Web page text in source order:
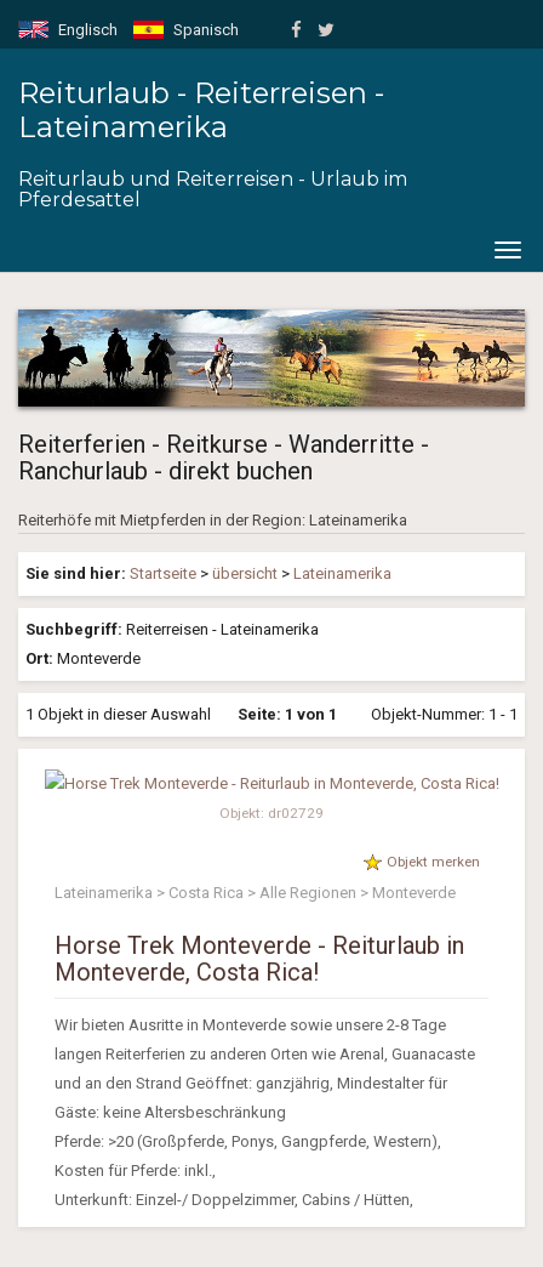
Englisch Spanisch
Reiturlaub - Reiterreisen -
Lateinamerika
Reiturlaub und Reiterreisen - Urlaub im
Pferdesattel
Reiterferien - Reitkurse - Wanderritte -
Ranchurlaub - direkt buchen
Reiterhöfe mit Mietpferden in der Region: Lateinamerika
Sie sind hier: Startseite > übersicht > Lateinamerika
Suchbegriff: Reiterreisen - Lateinamerika
Ort: Monteverde
1 Objekt in dieser Auswahl Seite: 1 von 1 Objekt-Nummer: 1 - 1
Objekt: dr02729
Objekt merken
Lateinamerika > Costa Rica > Alle Regionen > Monteverde
Horse Trek Monteverde - Reiturlaub in
Monteverde, Costa Rica!
Wir bieten Ausritte in Monteverde sowie unsere 2-8 Tage
langen Reiterferien zu anderen Orten wie Arenal, Guanacaste
und an den Strand Geöffnet: ganzjährig, Mindestalter für
Gäste: keine Altersbeschränkung
Pferde: >20 (Großpferde, Ponys, Gangpferde, Western),
Kosten für Pferde: inkl.,
Unterkunft: Einzel-/ Doppelzimmer, Cabins / Hütten,